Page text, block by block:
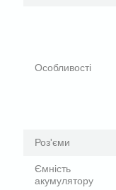
Особливості
Роз'єми
Ємність
акумулятору